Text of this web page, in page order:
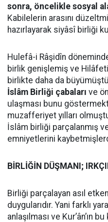
sonra, öncelikle sosyal
Kabilelerin arasını
hazırlayarak siyâsî birliği
Hulefâ-i Râşidîn
birlik genişlemiş ve
birlikte daha da
İslâm Birliği çabaları ve
ulaşması bunu
muzafferiyet yılları
İslâm birliği parçalanmış
emniyetlerini
BİRLİĞİN DÜŞMANI;
Birliği parçalayan asıl
duygularıdır. Yani farklı
anlaşılması ve Kur’ân’ın